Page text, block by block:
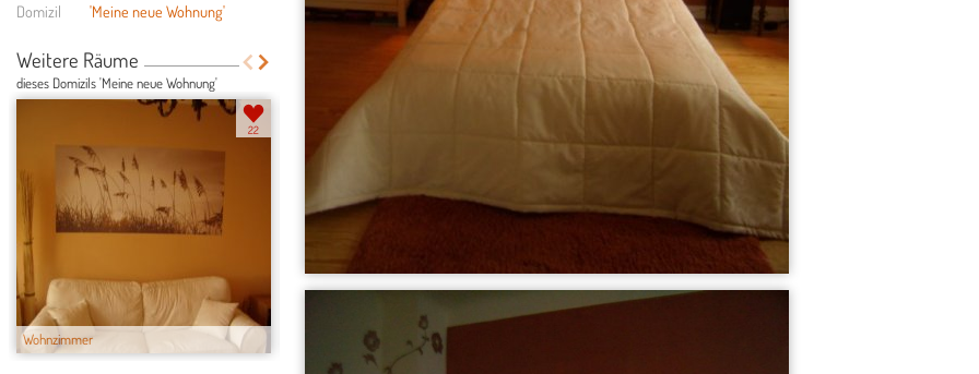
Domizil
'Meine neue Wohnung'
Weitere Räume
dieses Domizils 'Meine neue Wohnung'
Wohnzimmer
22